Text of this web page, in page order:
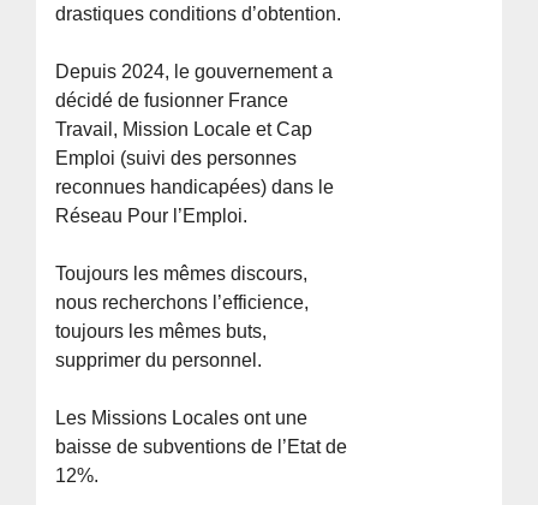
drastiques conditions d’obtention.
Depuis 2024, le gouvernement a
décidé de fusionner France
Travail, Mission Locale et Cap
Emploi (suivi des personnes
reconnues handicapées) dans le
Réseau Pour l’Emploi.
Toujours les mêmes discours,
nous recherchons l’efficience,
toujours les mêmes buts,
supprimer du personnel.
Les Missions Locales ont une
baisse de subventions de l’Etat de
12%.